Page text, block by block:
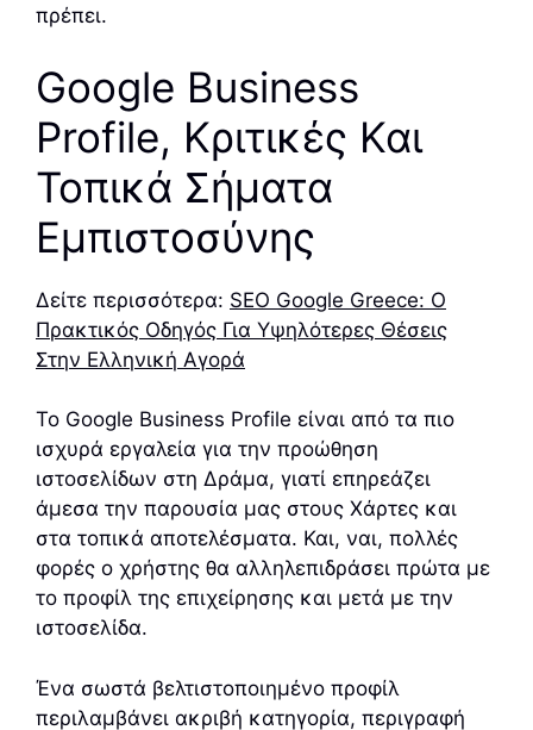
πρέπει.
Google Business
Profile, Κριτικές Και
Τοπικά Σήματα
Εμπιστοσύνης
Δείτε περισσότερα: SEO Google Greece: Ο
Πρακτικός Οδηγός Για Υψηλότερες Θέσεις
Στην Ελληνική Αγορά
Το Google Business Profile είναι από τα πιο
ισχυρά εργαλεία για την προώθηση
ιστοσελίδων στη Δράμα, γιατί επηρεάζει
άμεσα την παρουσία μας στους Χάρτες και
στα τοπικά αποτελέσματα. Και, ναι, πολλές
φορές ο χρήστης θα αλληλεπιδράσει πρώτα με
το προφίλ της επιχείρησης και μετά με την
ιστοσελίδα.
Ένα σωστά βελτιστοποιημένο προφίλ
περιλαμβάνει ακριβή κατηγορία, περιγραφή